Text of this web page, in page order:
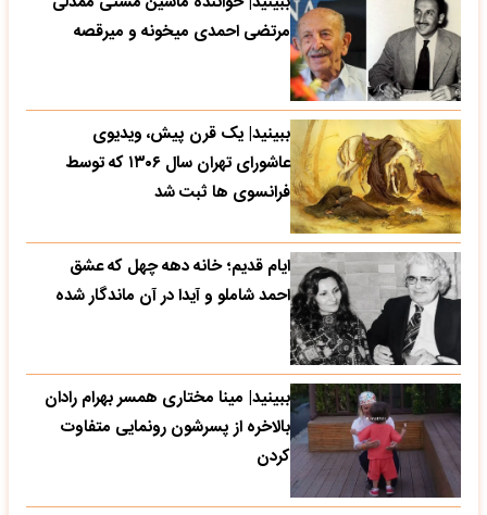
مرتضی احمدی میخونه و میرقصه
ببینید| یک قرن پیش، ویدیوی
عاشورای تهران سال ۱۳۰۶ که توسط
فرانسوی ها ثبت شد
ایام قدیم؛ خانه دهه چهل که عشق
احمد شاملو و آیدا در آن ماندگار شده
ببینید| مینا مختاری همسر بهرام رادان
بالاخره از پسرشون رونمایی متفاوت
کردن